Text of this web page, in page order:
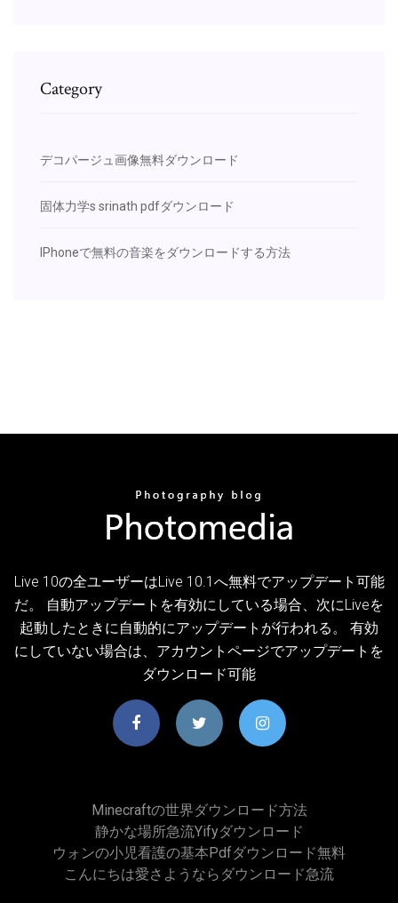
Category
デコパージュ画像無料ダウンロード
固体力学s srinath pdfダウンロード
IPhoneで無料の音楽をダウンロードする方法
Live 10の全ユーザーはLive 10.1へ無料でアップデート可能
だ。 自動アップデートを有効にしている場合、次にLiveを
起動したときに自動的にアップデートが行われる。 有効
にしていない場合は、アカウントページでアップデートを
ダウンロード可能
Minecraftの世界ダウンロード方法
静かな場所急流yifyダウンロード
ウォンの小児看護の基本pdfダウンロード無料
こんにちは愛さようならダウンロード急流